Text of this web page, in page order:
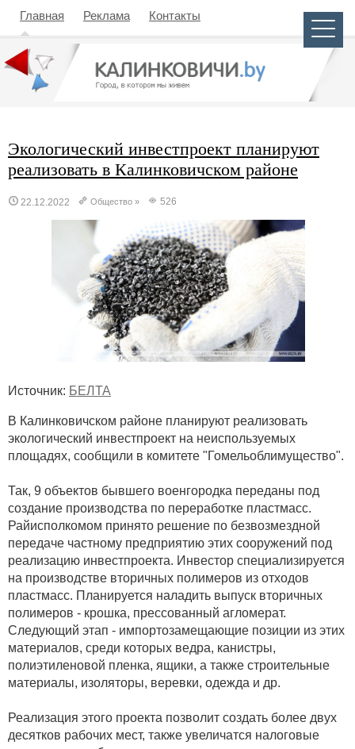
Главная Реклама Контакты
Экологический инвестпроект планируют
реализовать в Калинковичском районе
22.12.2022 Общество » 526
Источник: БЕЛТА
В Калинковичском районе планируют реализовать
экологический инвестпроект на неиспользуемых
площадях, сообщили в комитете "Гомельоблимущество".
Так, 9 объектов бывшего военгородка переданы под
создание производства по переработке пластмасс.
Райисполкомом принято решение по безвозмездной
передаче частному предприятию этих сооружений под
реализацию инвестпроекта. Инвестор специализируется
на производстве вторичных полимеров из отходов
пластмасс. Планируется наладить выпуск вторичных
полимеров - крошка, прессованный агломерат.
Следующий этап - импортозамещающие позиции из этих
материалов, среди которых ведра, канистры,
полиэтиленовой пленка, ящики, а также строительные
материалы, изоляторы, веревки, одежда и др.
Реализация этого проекта позволит создать более двух
десятков рабочих мест, также увеличатся налоговые